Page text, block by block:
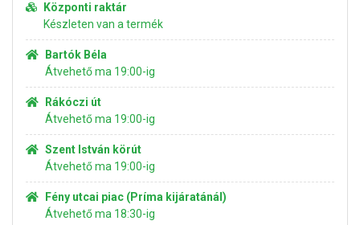
Központi raktár
Készleten van a termék
Bartók Béla
Átvehető ma 19:00-ig
Rákóczi út
Átvehető ma 19:00-ig
Szent István körút
Átvehető ma 19:00-ig
Fény utcai piac (Príma kijáratánál)
Átvehető ma 18:30-ig